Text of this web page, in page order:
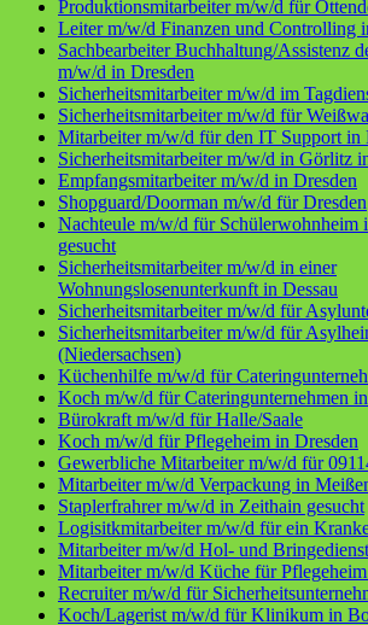
Produktionsmitarbeiter m/w/d für
Leiter m/w/d Finanzen und Controlling
Sachbearbeiter Buchhaltung/Assistenz
m/w/d in Dresden
Sicherheitsmitarbeiter m/w/d im
Sicherheitsmitarbeiter m/w/d für
Mitarbeiter m/w/d für den IT Support in
Sicherheitsmitarbeiter m/w/d in Görlitz
Empfangsmitarbeiter m/w/d in Dresden
Shopguard/Doorman m/w/d für Dresden
Nachteule m/w/d für Schülerwohnheim
gesucht
Sicherheitsmitarbeiter m/w/d in einer
Wohnungslosenunterkunft in Dessau
Sicherheitsmitarbeiter m/w/d für
Sicherheitsmitarbeiter m/w/d für
(Niedersachsen)
Küchenhilfe m/w/d für
Koch m/w/d für Cateringunternehmen
Bürokraft m/w/d für Halle/Saale
Koch m/w/d für Pflegeheim in Dresden
Gewerbliche Mitarbeiter m/w/d für
Mitarbeiter m/w/d Verpackung in
Staplerfrahrer m/w/d in Zeithain gesucht
Logisitkmitarbeiter m/w/d für ein
Mitarbeiter m/w/d Hol- und
Mitarbeiter m/w/d Küche für
Recruiter m/w/d für
Koch/Lagerist m/w/d für Klinikum in